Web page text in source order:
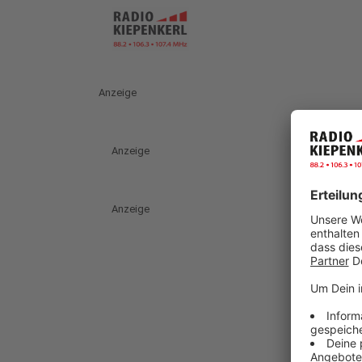
Anzeige
Anzeige
Anzeige